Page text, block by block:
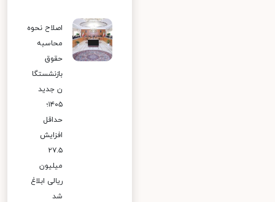
اصلاح نحوه
محاسبه
حقوق
بازنشستگا
ن جدید
۱۴۰۵؛
حداقل
افزایش
۲۷.۵
میلیون
ریالی ابلاغ
شد